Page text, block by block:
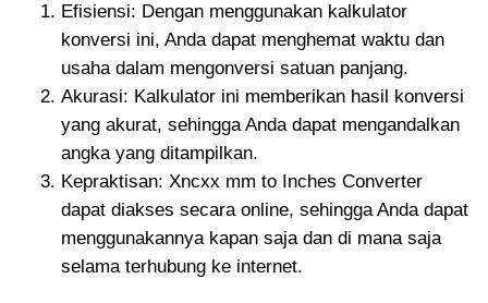
Efisiensi: Dengan menggunakan kalkulator
konversi ini, Anda dapat menghemat waktu dan
usaha dalam mengonversi satuan panjang.
Akurasi: Kalkulator ini memberikan hasil konversi
yang akurat, sehingga Anda dapat mengandalkan
angka yang ditampilkan.
Kepraktisan: Xncxx mm to Inches Converter
dapat diakses secara online, sehingga Anda dapat
menggunakannya kapan saja dan di mana saja
selama terhubung ke internet.